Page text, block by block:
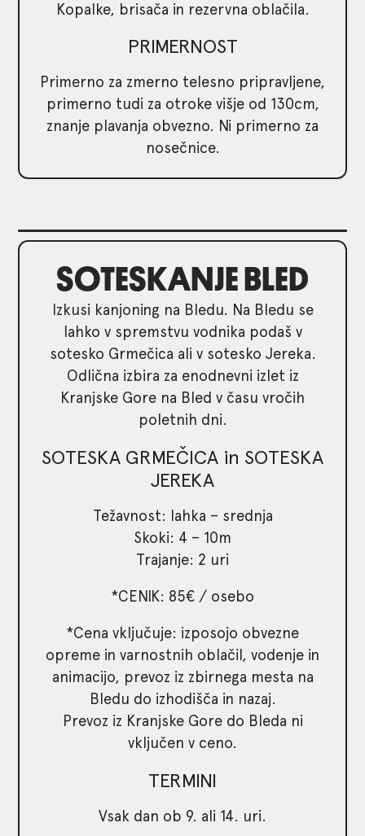
Kopalke, brisača in rezervna oblačila.
PRIMERNOST
Primerno za zmerno telesno pripravljene,
primerno tudi za otroke višje od 130cm,
znanje plavanja obvezno. Ni primerno za
nosečnice.
SOTESKANJE BLED
Izkusi kanjoning na Bledu. Na Bledu se
lahko v spremstvu vodnika podaš v
sotesko Grmečica ali v sotesko Jereka.
Odlična izbira za enodnevni izlet iz
Kranjske Gore na Bled v času vročih
poletnih dni.
SOTESKA GRMEČICA in SOTESKA
JEREKA
Težavnost: lahka – srednja
Skoki: 4 – 10m
Trajanje: 2 uri
*CENIK: 85€ / osebo
*Cena vključuje: izposojo obvezne
opreme in varnostnih oblačil, vodenje in
animacijo, prevoz iz zbirnega mesta na
Bledu do izhodišča in nazaj.
Prevoz iz Kranjske Gore do Bleda ni
vključen v ceno.
TERMINI
Vsak dan ob 9. ali 14. uri.